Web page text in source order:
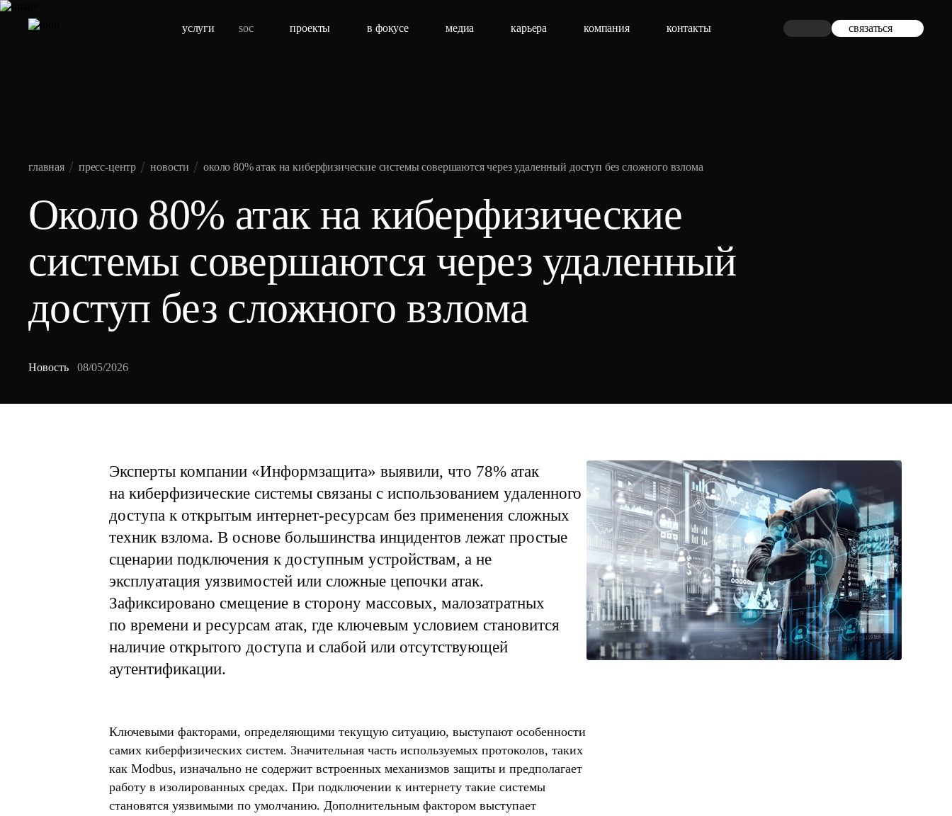
услуги soc проекты в фокусе медиа карьера компания контакты связаться
главная пресс-центр новости около 80% атак на киберфизические системы совершаются через удаленный доступ без сложного взлома
Около 80% атак на киберфизические
системы совершаются через удаленный
доступ без сложного взлома
Новость 08/05/2026
Эксперты компании «Информзащита» выявили, что 78% атак
на киберфизические системы связаны с использованием удаленного
доступа к открытым интернет-ресурсам без применения сложных
техник взлома. В основе большинства инцидентов лежат простые
сценарии подключения к доступным устройствам, а не
эксплуатация уязвимостей или сложные цепочки атак.
Зафиксировано смещение в сторону массовых, малозатратных
по времени и ресурсам атак, где ключевым условием становится
наличие открытого доступа и слабой или отсутствующей
аутентификации.
Ключевыми факторами, определяющими текущую ситуацию, выступают особенности
самих киберфизических систем. Значительная часть используемых протоколов, таких
как Modbus, изначально не содержит встроенных механизмов защиты и предполагает
работу в изолированных средах. При подключении к интернету такие системы
становятся уязвимыми по умолчанию. Дополнительным фактором выступает